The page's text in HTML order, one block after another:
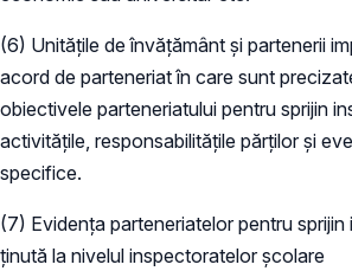
(6) Unitățile de învățământ și partenerii
acord de parteneriat în care sunt
obiectivele parteneriatului pentru sprijin
activitățile, responsabilitățile părților și
specifice.
(7) Evidența parteneriatelor pentru sprijin
ținută la nivelul inspectoratelor școlare